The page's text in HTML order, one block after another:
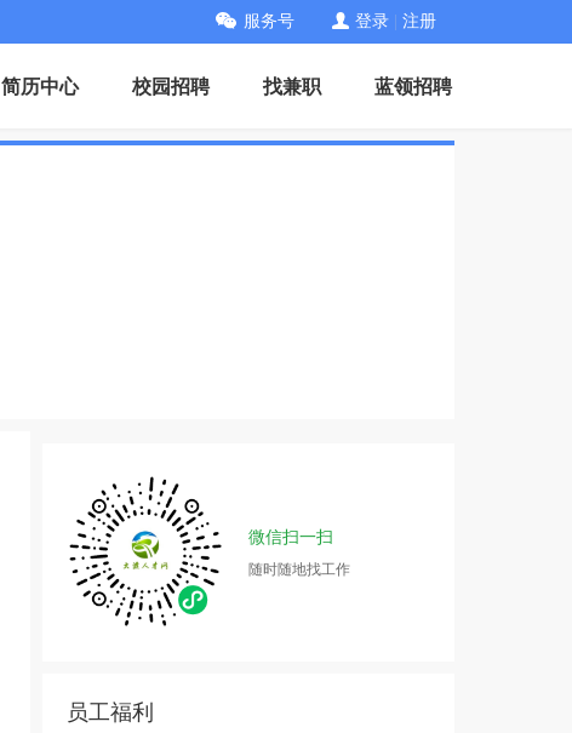
服务号 登录 注册
简历中心 校园招聘 找兼职 蓝领招聘
微信扫一扫
随时随地找工作
员工福利